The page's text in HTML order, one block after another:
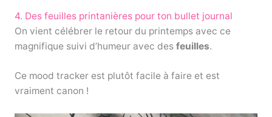
4. Des feuilles printanières pour ton bullet journal
On vient célébrer le retour du printemps avec ce
magnifique suivi d’humeur avec des feuilles.
Ce mood tracker est plutôt facile à faire et est
vraiment canon !